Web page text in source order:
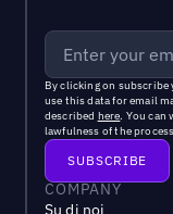
By clicking on
use this data for email
described here. You can
lawfulness of the
COMPANY
Su di noi